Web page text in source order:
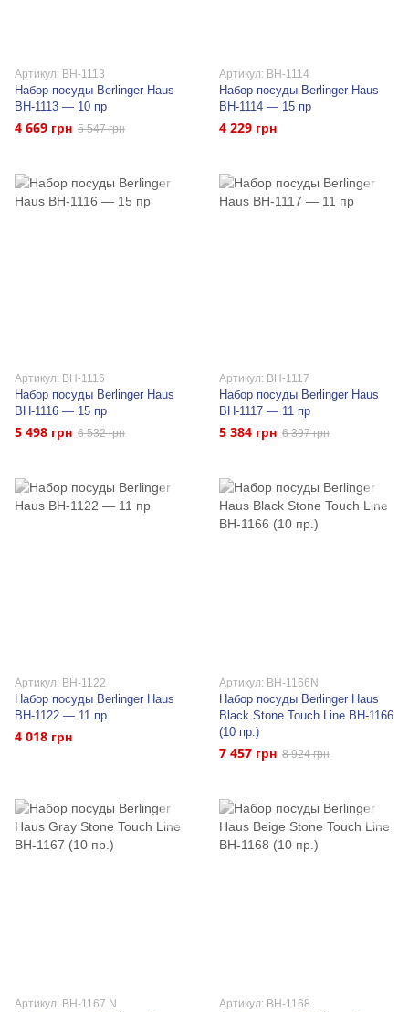
Артикул: BH-1113
Набор посуды Berlinger Haus
BH-1113 — 10 пр
4 669 грн 5 547 грн
Артикул: BH-1114
Набор посуды Berlinger Haus
BH-1114 — 15 пр
4 229 грн
Артикул: BH-1116
Набор посуды Berlinger Haus
BH-1116 — 15 пр
5 498 грн 6 532 грн
Артикул: BH-1117
Набор посуды Berlinger Haus
BH-1117 — 11 пр
5 384 грн 6 397 грн
Артикул: BH-1122
Набор посуды Berlinger Haus
BH-1122 — 11 пр
4 018 грн
Артикул: BH-1166N
Набор посуды Berlinger Haus
Black Stone Touch Line BH-1166
(10 пр.)
7 457 грн 8 924 грн
Артикул: BH-1167 N Артикул: BH-1168